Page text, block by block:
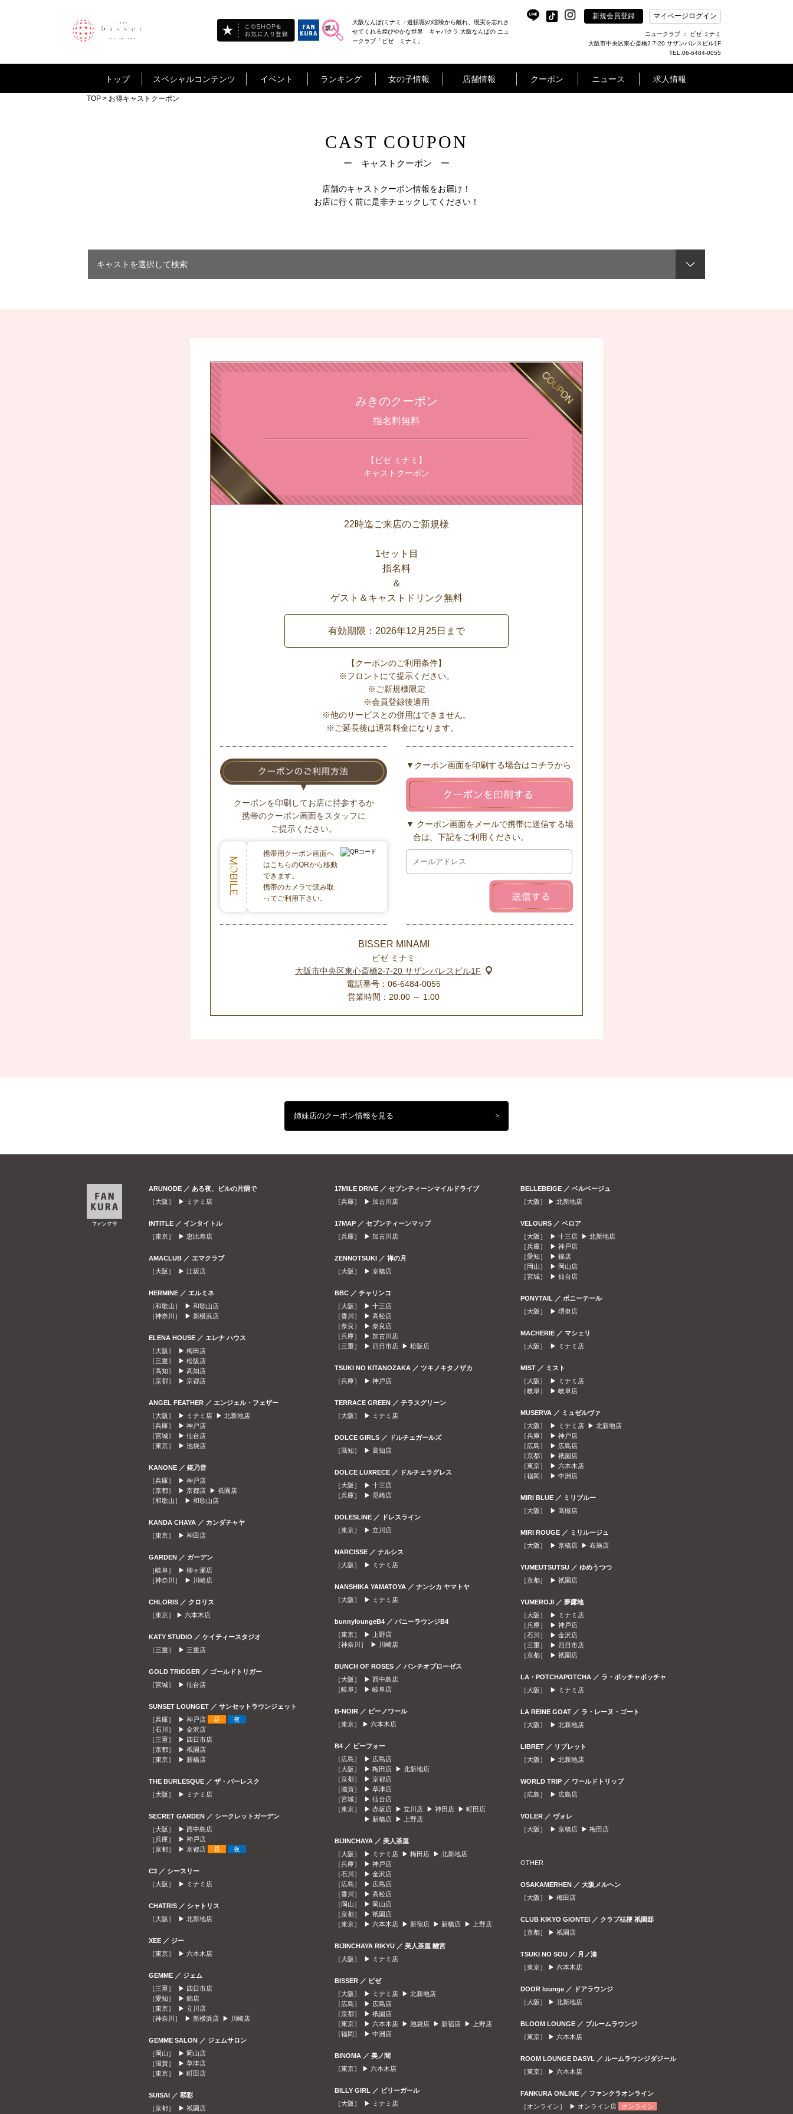
大阪なんば(ミナミ・道頓堀)の喧噪から離れ、現実を忘れさ
せてくれる煌びやかな世界 キャバクラ 大阪なんばの ニュ
ークラブ「ビゼ ミナミ」
新規会員登録 マイページログイン
ニュークラブ ： ビゼ ミナミ
大阪市中央区東心斎橋2-7-20 サザンパレスビル1F
TEL.06-6484-0055
トップ スペシャルコンテンツ イベント ランキング 女の子情報 店舗情報 クーポン ニュース 求人情報
TOP > お得キャストクーポン
CAST COUPON
ー キャストクーポン ー
店舗のキャストクーポン情報をお届け！
お店に行く前に是非チェックしてください！
キャストを選択して検索
みきのクーポン
指名料無料
【ビゼ ミナミ】
キャストクーポン
22時迄ご来店のご新規様
1セット目
指名料
＆
ゲスト＆キャストドリンク無料
有効期限：2026年12月25日まで
【クーポンのご利用条件】
※フロントにて提示ください。
※ご新規様限定
※会員登録後適用
※他のサービスとの併用はできません。
※ご延長後は通常料金になります。
クーポンを印刷してお店に持参するか
携帯のクーポン画面をスタッフに
ご提示ください。
携帯用クーポン画面へ
はこちらのQRから移動
できます。
携帯のカメラで読み取
ってご利用下さい。
▼クーポン画面を印刷する場合はコチラから
クーポン画面をメールで携帯に送信する場
合は、下記をご利用ください。
BISSER MINAMI
ビゼ ミナミ
大阪市中央区東心斎橋2-7-20 サザンパレスビル1F
電話番号：06-6484-0055
営業時間：20:00 ～ 1:00
姉妹店のクーポン情報を見る >
ARUNODE ／ ある夜、ビルの片隅で
［大阪］ ▶
ミナミ店
INTITLE ／ インタイトル
［東京］ ▶ 恵比寿店
AMACLUB ／ エマクラブ
［大阪］ ▶ 江坂店
HERMINE ／ エルミネ
［和歌山］ ▶ 和歌山店
［神奈川］ ▶ 新横浜店
ELENA HOUSE ／ エレナ ハウス
［大阪］ ▶ 梅田店
［三重］ ▶ 松阪店
［高知］ ▶ 高知店
［京都］ ▶ 京都店
ANGEL FEATHER ／ エンジェル・フェザー
［大阪］ ▶
ミナミ店 ▶ 北新地店
［兵庫］ ▶ 神戸店
［宮城］ ▶ 仙台店
［東京］ ▶ 池袋店
KANONE ／ 錵乃音
［兵庫］ ▶ 神戸店
［京都］ ▶ 京都店 ▶ 祇園店
［和歌山］ ▶ 和歌山店
KANDA CHAYA ／ カンダチャヤ
［東京］ ▶ 神田店
GARDEN ／ ガーデン
［岐阜］ ▶ 柳ヶ瀬店
［神奈川］ ▶
川崎店
CHLORIS ／ クロリス
［東京］ ▶ 六本木店
KATY STUDIO ／ ケイティースタジオ
［三重］ ▶ 三重店
GOLD TRIGGER ／ ゴールドトリガー
［宮城］ ▶ 仙台店
SUNSET LOUNGET ／ サンセットラウンジェット
［兵庫］ ▶ 神戸店 昼
夜
［石川］ ▶ 金沢店
［三重］ ▶ 四日市店
［京都］ ▶ 祇園店
［東京］ ▶ 新橋店
THE BURLESQUE ／ ザ・バーレスク
［大阪］ ▶
ミナミ店
SECRET GARDEN ／ シークレットガーデン
［大阪］ ▶ 西中島店
［兵庫］ ▶ 神戸店
［京都］ ▶ 京都店 昼 夜
C3 ／ シースリー
［大阪］ ▶
ミナミ店
CHATRIS ／ シャトリス
［大阪］ ▶ 北新地店
XEE ／ ジー
［東京］ ▶ 六本木店
GEMME ／ ジェム
［三重］ ▶ 四日市店
［愛知］ ▶ 錦店
［東京］ ▶ 立川店
［神奈川］ ▶ 新横浜店 ▶ 川崎店
GEMME SALON ／ ジェムサロン
［岡山］ ▶ 岡山店
［滋賀］ ▶ 草津店
［東京］ ▶ 町田店
SUISAI ／ 翆彩
［京都］ ▶ 祇園店
17MILE DRIVE ／ セブンティーンマイルドライブ
［兵庫］ ▶ 加古川店
17MAP ／ セブンティーンマップ
［兵庫］ ▶ 加古川店
ZENNOTSUKI ／ 禅の月
［大阪］ ▶ 京橋店
BBC ／ チャリンコ
［大阪］ ▶ 十三店
［香川］ ▶ 高松店
［奈良］ ▶ 奈良店
［兵庫］ ▶ 加古川店
［三重］ ▶ 四日市店 ▶ 松阪店
TSUKI NO KITANOZAKA ／ ツキノキタノザカ
［兵庫］ ▶ 神戸店
TERRACE GREEN ／ テラスグリーン
［大阪］ ▶
ミナミ店
DOLCE GIRLS ／ ドルチェガールズ
［高知］ ▶ 高知店
DOLCE LUXRECE ／ ドルチェラグレス
［大阪］ ▶ 十三店
［兵庫］ ▶ 尼崎店
DOLESLINE ／ ドレスライン
［東京］ ▶ 立川店
NARCISSE ／ ナルシス
［大阪］ ▶
ミナミ店
NANSHIKA YAMATOYA ／ ナンシカ ヤマトヤ
［大阪］ ▶
ミナミ店
bunnyloungeB4 ／ バニーラウンジB4
［東京］ ▶
上野店
［神奈川］ ▶
川崎店
BUNCH OF ROSES ／ バンチオブローゼス
［大阪］ ▶ 西中島店
［岐阜］ ▶ 岐阜店
B-NOIR ／ ビーノワール
［東京］ ▶ 六本木店
B4 ／ ビーフォー
［広島］ ▶ 広島店
［大阪］ ▶ 梅田店 ▶ 北新地店
［京都］ ▶ 京都店
［滋賀］ ▶ 草津店
［宮城］ ▶ 仙台店
［東京］ ▶ 赤坂店 ▶ 立川店 ▶ 神田店 ▶ 町田店
▶ 新橋店 ▶ 上野店
BIJINCHAYA ／ 美人茶屋
［大阪］ ▶
ミナミ店 ▶ 梅田店 ▶ 北新地店
［兵庫］ ▶ 神戸店
［石川］ ▶ 金沢店
［広島］ ▶ 広島店
［香川］ ▶ 高松店
［岡山］ ▶ 岡山店
［京都］ ▶ 祇園店
［東京］ ▶ 六本木店 ▶ 新宿店 ▶ 新橋店 ▶ 上野店
BIJINCHAYA RIKYU ／ 美人茶屋 離宮
［大阪］ ▶
ミナミ店
BISSER ／ ビゼ
［大阪］ ▶
ミナミ店 ▶ 北新地店
［広島］ ▶ 広島店
［京都］ ▶ 祇園店
［東京］ ▶ 六本木店 ▶ 池袋店 ▶ 新宿店 ▶
上野店
［福岡］ ▶ 中洲店
BINOMA ／ 美ノ間
［東京］ ▶ 六本木店
BILLY GIRL ／ ビリーガール
［大阪］ ▶
ミナミ店
BELLEBEIGE ／ ベルベージュ
［大阪］ ▶ 北新地店
VELOURS ／ ベロア
［大阪］ ▶ 十三店 ▶ 北新地店
［兵庫］ ▶ 神戸店
［愛知］ ▶ 錦店
［岡山］ ▶ 岡山店
［宮城］ ▶ 仙台店
PONYTAIL ／ ポニーテール
［大阪］ ▶ 堺東店
MACHERIE ／ マシェリ
［大阪］ ▶
ミナミ店
MIST ／ ミスト
［大阪］ ▶
ミナミ店
［岐阜］ ▶ 岐阜店
MUSERVA ／ ミュゼルヴァ
［大阪］ ▶
ミナミ店 ▶ 北新地店
［兵庫］ ▶ 神戸店
［広島］ ▶ 広島店
［京都］ ▶ 祇園店
［東京］ ▶ 六本木店
［福岡］ ▶ 中洲店
MIRI BLUE ／ ミリブルー
［大阪］ ▶ 高槻店
MIRI ROUGE ／ ミリルージュ
［大阪］ ▶ 京橋店 ▶ 布施店
YUMEUTSUTSU ／ ゆめうつつ
［京都］ ▶ 祇園店
YUMEROJI ／ 夢露地
［大阪］ ▶
ミナミ店
［兵庫］ ▶ 神戸店
［石川］ ▶ 金沢店
［三重］ ▶ 四日市店
［京都］ ▶ 祇園店
LA・POTCHAPOTCHA ／ ラ・ポッチャポッチャ
［大阪］ ▶
ミナミ店
LA REINE GOAT ／ ラ・レーヌ・ゴート
［大阪］ ▶ 北新地店
LIBRET ／ リブレット
［大阪］ ▶ 北新地店
WORLD TRIP ／ ワールドトリップ
［広島］ ▶ 広島店
VOLER ／ ヴォレ
［大阪］ ▶ 京橋店 ▶ 梅田店
OTHER
OSAKAMERHEN ／ 大阪メルヘン
［大阪］ ▶ 梅田店
CLUB KIKYO GIONTEI ／ クラブ桔梗 祇園邸
［京都］ ▶ 祇園店
TSUKI NO SOU ／ 月ノ湊
［東京］ ▶ 六本木店
DOOR lounge ／ ドアラウンジ
［大阪］ ▶ 北新地店
BLOOM LOUNGE ／ ブルームラウンジ
［東京］ ▶ 六本木店
ROOM LOUNGE DASYL ／ ルームラウンジダジール
［東京］ ▶ 六本木店
FANKURA ONLINE ／ ファンクラオンライン
［オンライン］ ▶ オンライン店 オンライン